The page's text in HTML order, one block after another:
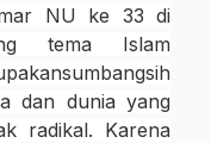
NU ke 33 di
tema Islam
sumbangsih
dan dunia yang
radikal. Karena